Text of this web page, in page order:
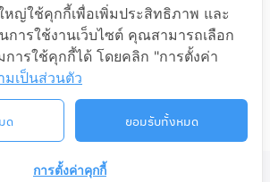
Sign in with Google
LIFELONG.HU.AC.TH. ALL RIGHTS RESERVED.
หญ่ใช้คุกกี้เพื่อเพิ่มประสิทธิภาพ และ
ารใช้งานเว็บไซต์ คุณสามารถเลือก
ารใช้คุกกี้ได้ โดยคลิก "การตั้งค่า
มเป็นส่วนตัว
ด ยอมรับทั้งหมด
การตั้งค่าคุกกี้